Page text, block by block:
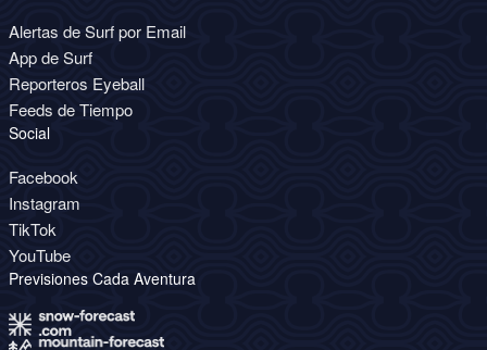
Alertas de Surf por Email
App de Surf
Reporteros Eyeball
Feeds de Tiempo
Social
Facebook
Instagram
TikTok
YouTube
Previsiones Cada Aventura